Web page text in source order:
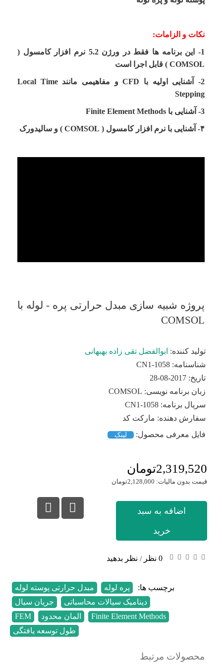
نکات و الزامات:
1- این برنامه ها فقط در ورژن 5.2 نرم افزار کامسول (
COMSOL ) قابل اجرا است
2- آشنایی اولیه با CFD و مفاهیمی مانند Local Time
Stepping
3- آشنایی با Finite Element Methods
۴- آشنایی با نرم افزار کامسول ( COMSOL ) و سالیدورک
پروژه شبیه سازی مبدل حرارتی پره - لوله با
COMSOL
تولید کننده: ابوالفضل تقی زاده بهبهانی
شناسنامه: CN1-1058
تاریخ: 2017-08-28
زبان برنامه نویسی: COMSOL
سریال برنامه: CN1-1058
سفارش دهنده: مارکت کد
فایل معرفی محصول:
لینک
2,319,520تومان
قیمت بدون مالیات: 2,128,000تومان
اضافه به سبد
خرید
0 نظر / نظر بدهید
برچسب ها: پره لوله مبدل حرارتی پوسته لوله
دینامیک سیالات محاسباتی
جریان سیال
Finite Element Methods
المان محدود FEM
طول توسعه یافتگی
محصولات مرتبط